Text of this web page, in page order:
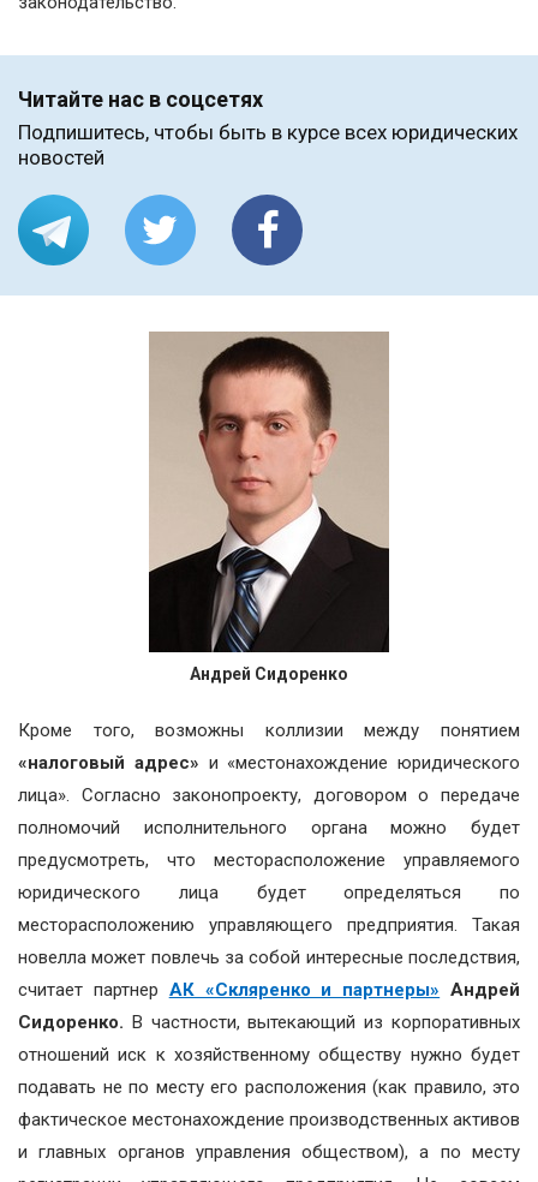
Читайте нас в соцсетях
Подпишитесь, чтобы быть в курсе всех юридических
новостей
Андрей Сидоренко
Кроме того, возможны коллизии между понятием
«налоговый адрес» и «местонахождение юридического
лица». Согласно законопроекту, договором о передаче
полномочий исполнительного органа можно будет
предусмотреть, что месторасположение управляемого
юридического лица будет определяться по
месторасположению управляющего предприятия. Такая
новелла может повлечь за собой интересные последствия,
считает партнер АК «Скляренко и партнеры» Андрей
Сидоренко. В частности, вытекающий из корпоративных
отношений иск к хозяйственному обществу нужно будет
подавать не по месту его расположения (как правило, это
фактическое местонахождение производственных активов
и главных органов управления обществом), а по месту